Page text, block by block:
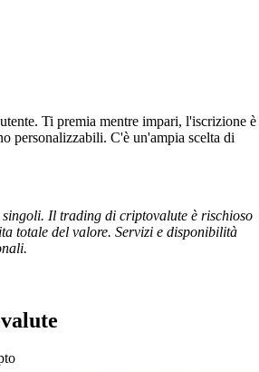
Ti premia mentre impari, l'iscrizione è
personalizzabili. C'è un'ampia scelta di
singoli. Il trading di criptovalute è rischioso
totale del valore. Servizi e disponibilità